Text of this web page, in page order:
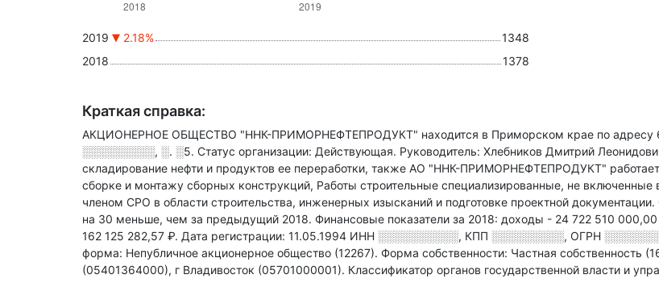
2019 2.18%
1348
2018
1378
Краткая справка:
АКЦИОНЕРНОЕ ОБЩЕСТВО "ННК-ПРИМОРНЕФТЕПРОДУКТ" находится в Приморском крае по адресу
░░░░░░░░░, ░. ░5. Статус организации: Действующая. Руководитель: Хлебников Дмитрий
складирование нефти и продуктов ее переработки, также АО "ННК-ПРИМОРНЕФТЕПРОДУКТ"
сборке и монтажу сборных конструкций, Работы строительные специализированные, не включенные
членом СРО в области строительства, инженерных изысканий и подготовке проектной документации.
на 30 меньше, чем за предыдущий 2018. Финансовые показатели за 2018: доходы - 24 722 510 000,00
162 125 282,57 ₽. Дата регистрации: 11.05.1994 ИНН ░░░░░░░░░░, КПП ░░░░░░░░░, ОГРН
форма: Непубличное акционерное общество (12267). Форма собственности: Частная собственность
(05401364000), г Владивосток (05701000001). Классификатор органов государственной власти и